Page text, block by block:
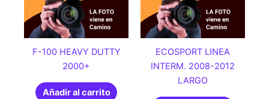
F-100 HEAVY DUTTY
2000+
Añadir al carrito
ECOSPORT LINEA
INTERM. 2008-2012
LARGO